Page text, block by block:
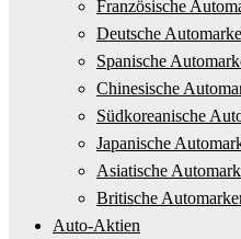
Französische
Deutsche
Spanische
Chinesische
Südkoreanische
Japanische
Asiatische
Britische
Auto-Aktien